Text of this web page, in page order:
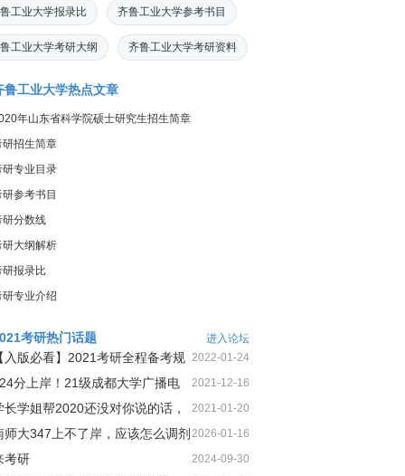
工业大学报录比 齐鲁工业大学参考书目
工业大学考研大纲 齐鲁工业大学考研资料
鲁工业大学热点文章
年山东省科学院硕士研究生招生简章
研招生简章
研专业目录
研参考书目
研分数线
研大纲解析
研报录比
研专业介绍
考研热门话题
进入论坛
2022-01-24
入版必看】2021考研全程备考规
！
2021-12-16
分上岸！21级成都大学广播电
第1名三跨二战上岸经
2021-01-20
长学姐帮2020还没对你说的话，
天这就告诉你
2026-01-16
师大347上不了岸，应该怎么调剂
2024-09-30
考研